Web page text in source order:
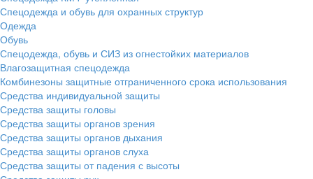
Спецодежда и обувь для охранных структур
Одежда
Обувь
Спецодежда, обувь и СИЗ из огнестойких материалов
Влагозащитная спецодежда
Комбинезоны защитные отграниченного срока использования
Средства индивидуальной защиты
Средства защиты головы
Средства защиты органов зрения
Средства защиты органов дыхания
Средства защиты органов слуха
Средства защиты от падения с высоты